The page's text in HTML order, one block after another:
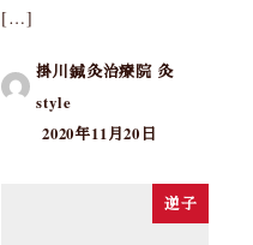
[…]
掛川鍼灸治療院 灸
style
2020年11月20日
逆子